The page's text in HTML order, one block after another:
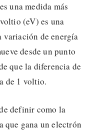
una medida más
(eV) es una
variación de energía
desde un punto
que la diferencia de
de 1 voltio.
definir como la
que gana un electrón